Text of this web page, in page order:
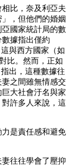
比，奈及利亞夫
，但他們的婚姻
國家統計局的數
據指出僅約
與西方國家（如
比。然而，正如
出，這種數據往
之間雖無情感交
大社會汙名與家
許多人來說，這
是責任感和避免
往往學會了壓抑